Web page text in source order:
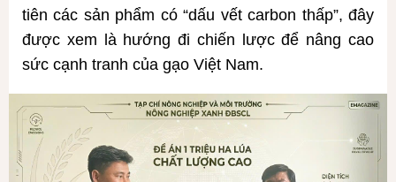
tiên các sản phẩm có “dấu vết carbon thấp”, đây
được xem là hướng đi chiến lược để nâng cao
sức cạnh tranh của gạo Việt Nam.